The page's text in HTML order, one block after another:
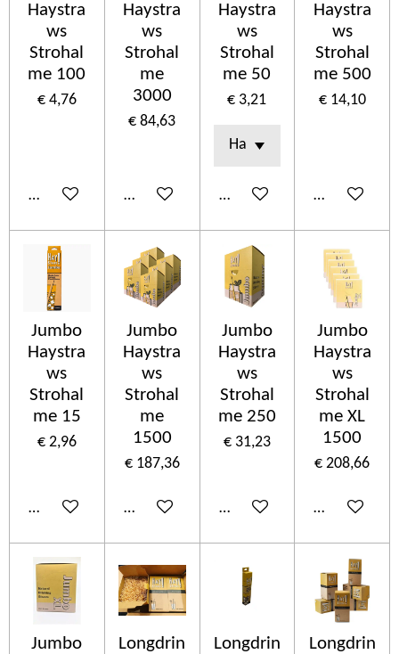
Haystra
ws
Strohal
me 100
€ 4,76
In winkelwagen
Haystra
ws
Strohal
me
3000
€ 84,63
In winkelwagen
Haystra
ws
Strohal
me 50
€ 3,21
In winkelwagen
Haystra
ws
Strohal
me 500
€ 14,10
In
Jumbo
Haystra
ws
Strohal
me 15
€ 2,96
In winkelwagen
Jumbo
Haystra
ws
Strohal
me
1500
€ 187,36
In winkelwagen
Jumbo
Haystra
ws
Strohal
me 250
€ 31,23
In winkelwagen
Jumbo
Haystra
ws
Strohal
me XL
1500
€ 208,66
In
Jumbo
Longdrin
Longdrin
Longdrin